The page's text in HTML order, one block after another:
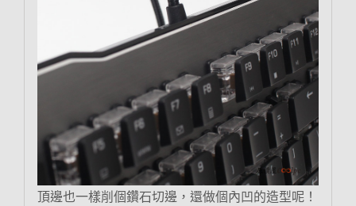
頂邊也一樣削個鑽石切邊，還做個內凹的造型呢！